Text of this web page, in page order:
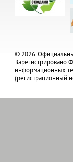
© 2026.
Зарегистрировано
информационных
(регистрационный